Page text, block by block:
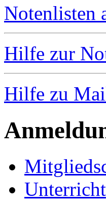
Notenlisten
Hilfe zur
Hilfe zu
Unterricht